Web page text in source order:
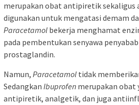
merupakan obat antipiretik sekaligus
digunakan untuk mengatasi demam
Paracetamol bekerja menghamat
pada pembentukan senyawa
prostaglandin.
Namun, Paracetamol tidak
Sedangkan Ibuprofen merupakan obat
antipiretik, analgetik, dan juga